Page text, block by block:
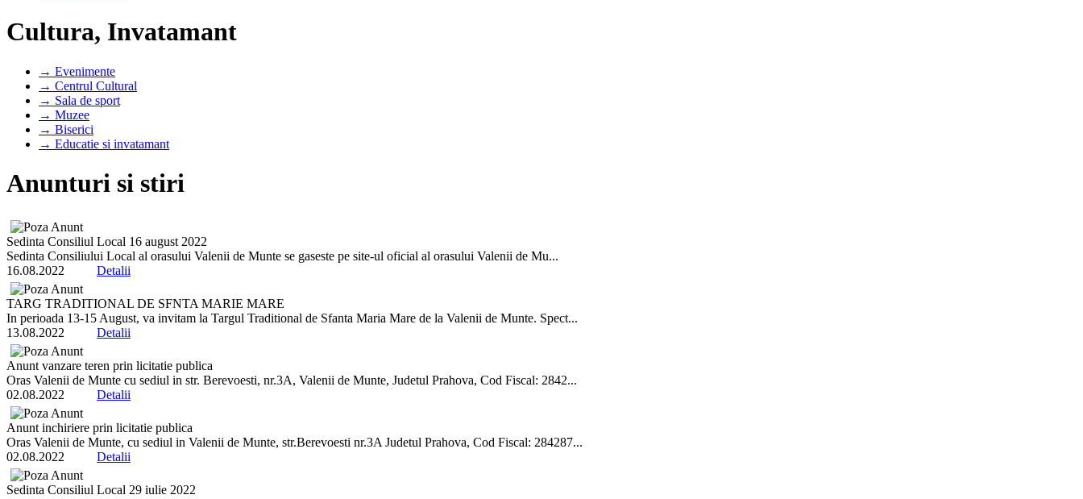
Cultura, Invatamant
→ Evenimente
→ Centrul Cultural
→ Sala de sport
→ Muzee
→ Biserici
→ Educatie si invatamant
Anunturi si stiri
Sedinta Consiliul Local 16 august 2022
Sedinta Consiliului Local al orasului Valenii de Munte se gaseste pe site-ul oficial al orasului Valenii de Mu...
16.08.2022 Detalii
TARG TRADITIONAL DE SFNTA MARIE MARE
In perioada 13-15 August, va invitam la Targul Traditional de Sfanta Maria Mare de la Valenii de Munte. Spect...
13.08.2022 Detalii
Anunt vanzare teren prin licitatie publica
Oras Valenii de Munte cu sediul in str. Berevoesti, nr.3A, Valenii de Munte, Judetul Prahova, Cod Fiscal: 2842...
02.08.2022 Detalii
Anunt inchiriere prin licitatie publica
Oras Valenii de Munte, cu sediul in Valenii de Munte, str.Berevoesti nr.3A Judetul Prahova, Cod Fiscal: 284287...
02.08.2022 Detalii
Sedinta Consiliul Local 29 iulie 2022